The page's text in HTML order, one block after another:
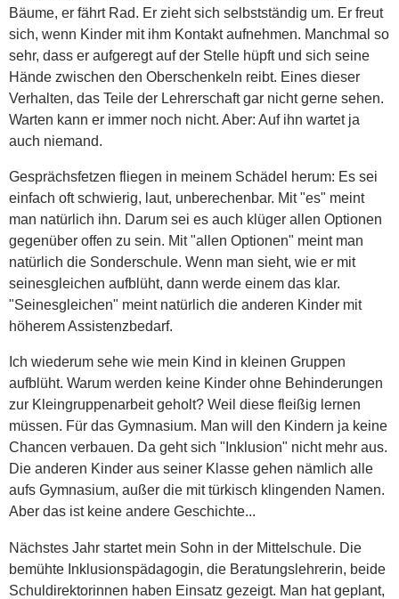
Bäume, er fährt Rad. Er zieht sich selbstständig um. Er freut
sich, wenn Kinder mit ihm Kontakt aufnehmen. Manchmal so
sehr, dass er aufgeregt auf der Stelle hüpft und sich seine
Hände zwischen den Oberschenkeln reibt. Eines dieser
Verhalten, das Teile der Lehrerschaft gar nicht gerne sehen.
Warten kann er immer noch nicht. Aber: Auf ihn wartet ja
auch niemand.
Gesprächsfetzen fliegen in meinem Schädel herum: Es sei
einfach oft schwierig, laut, unberechenbar. Mit "es" meint
man natürlich ihn. Darum sei es auch klüger allen Optionen
gegenüber offen zu sein. Mit "allen Optionen" meint man
natürlich die Sonderschule. Wenn man sieht, wie er mit
seinesgleichen aufblüht, dann werde einem das klar.
"Seinesgleichen" meint natürlich die anderen Kinder mit
höherem Assistenzbedarf.
Ich wiederum sehe wie mein Kind in kleinen Gruppen
aufblüht. Warum werden keine Kinder ohne Behinderungen
zur Kleingruppenarbeit geholt? Weil diese fleißig lernen
müssen. Für das Gymnasium. Man will den Kindern ja keine
Chancen verbauen. Da geht sich "Inklusion" nicht mehr aus.
Die anderen Kinder aus seiner Klasse gehen nämlich alle
aufs Gymnasium, außer die mit türkisch klingenden Namen.
Aber das ist keine andere Geschichte...
Nächstes Jahr startet mein Sohn in der Mittelschule. Die
bemühte Inklusionspädagogin, die Beratungslehrerin, beide
Schuldirektorinnen haben Einsatz gezeigt. Man hat geplant,